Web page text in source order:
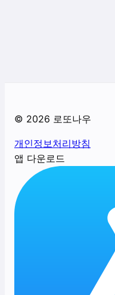
© 2026 로또나우
개인정보처리방침
앱 다운로드